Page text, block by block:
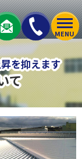
MENU
を抑えます
て